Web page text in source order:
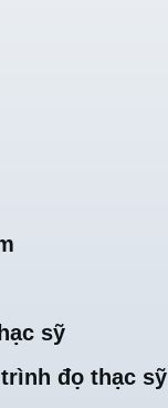
sỹ
đọ thạc sỹ